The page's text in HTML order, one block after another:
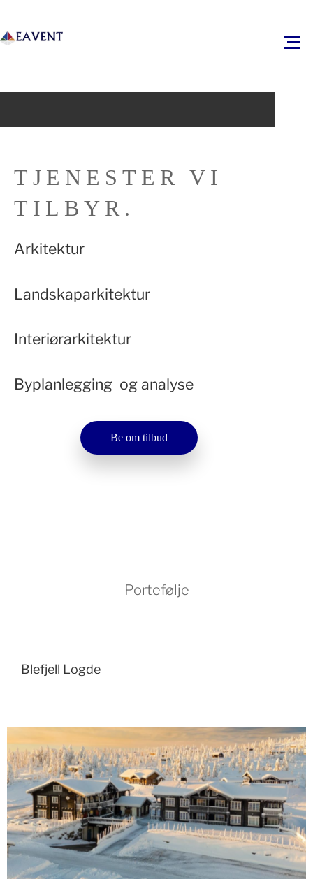
TJENESTER VI
TILBYR.
Arkitektur
Landskaparkitektur
Interiørarkitektur
Byplanlegging og analyse
Be om tilbud
Portefølje
Blefjell Logde